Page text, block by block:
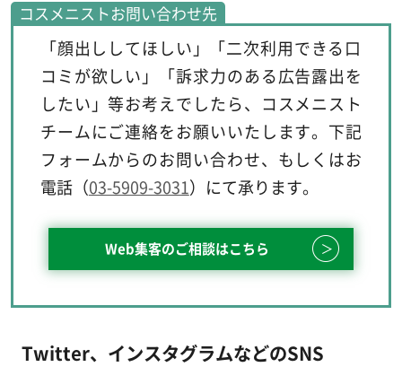
コスメニストお問い合わせ先
「顔出ししてほしい」「二次利用できる口
コミが欲しい」「訴求力のある広告露出を
したい」等お考えでしたら、 コスメニスト
チームにご連絡をお願いいたします。下記
フォームからのお問い合わせ、もしくはお
電話（03-5909-3031）にて承ります。
Web集客のご相談はこちら
Twitter、インスタグラムなどのSNS